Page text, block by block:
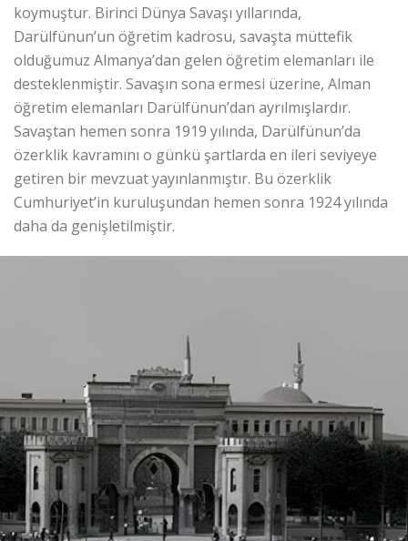
koymuştur. Birinci Dünya Savaşı yıllarında,
Darülfünun’un öğretim kadrosu, savaşta müttefik
olduğumuz Almanya’dan gelen öğretim elemanları ile
desteklenmiştir. Savaşın sona ermesi üzerine, Alman
öğretim elemanları Darülfünun’dan ayrılmışlardır.
Savaştan hemen sonra 1919 yılında, Darülfünun’da
özerklik kavramını o günkü şartlarda en ileri seviyeye
getiren bir mevzuat yayınlanmıştır. Bu özerklik
Cumhuriyet’in kuruluşundan hemen sonra 1924 yılında
daha da genişletilmiştir.